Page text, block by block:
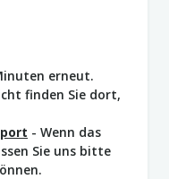
erneut.
finden Sie dort,
- Wenn das
Sie uns bitte